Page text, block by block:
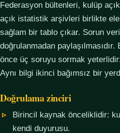
Federasyon bültenleri, kulüp
açık istatistik arşivleri birlikte ele
sağlam bir tablo çıkar. Sorun
doğrulanmadan
önce üç soruyu sormak
Aynı bilgi ikinci bağımsız bir
Doğrulama zinciri
Birincil kaynak önceliklidir:
kendi duyurusu.